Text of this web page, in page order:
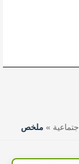
» ملخص